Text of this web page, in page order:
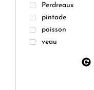
Perdreaux
pintade
poisson
veau